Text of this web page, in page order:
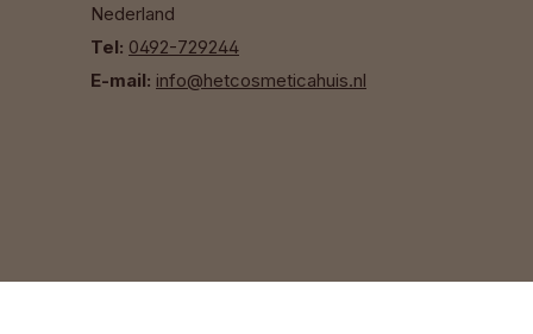
Nederland
Tel: 0492-729244
E-mail: info@hetcosmeticahuis.nl